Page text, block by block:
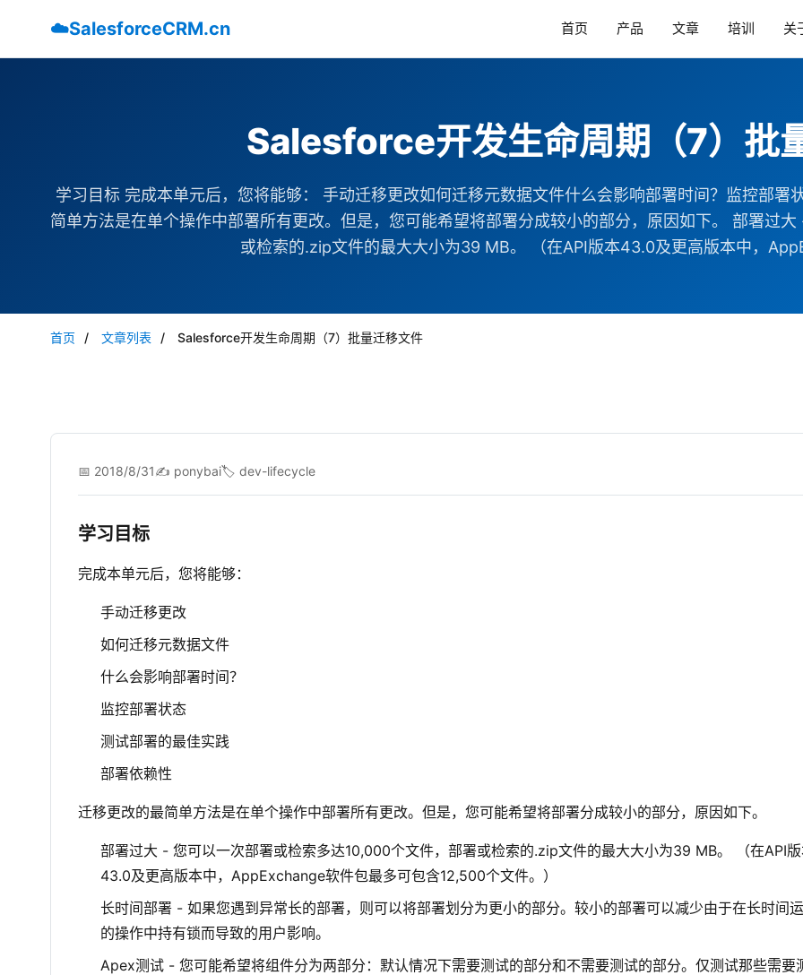
☁️SalesforceCRM.cn 首页 产品 文章 培训 关
Salesforce开发生命周期（7）批
学习目标 完成本单元后，您将能够： 手动迁移更改如何迁移元数据文件什么会影响部署时间？监控部署
简单方法是在单个操作中部署所有更改。但是，您可能希望将部署分成较小的部分，原因如下。 部署过
或检索的.zip文件的最大大小为39 MB。 （在API版本43.0及更高版本中，
首页 / 文章列表 / Salesforce开发生命周期（7）批量迁移文件
📅 2018/8/31✍️ ponybai🏷️ dev-lifecycle
学习目标
完成本单元后，您将能够：
手动迁移更改
如何迁移元数据文件
什么会影响部署时间？
监控部署状态
测试部署的最佳实践
部署依赖性
迁移更改的最简单方法是在单个操作中部署所有更改。但是，您可能希望将部署分成较小的部分，原因如下。
部署过大 - 您可以一次部署或检索多达10,000个文件，部署或检索的.zip文件的最大大小为39 MB。 （在API
43.0及更高版本中，AppExchange软件包最多可包含12,500个文件。）
长时间部署 - 如果您遇到异常长的部署，则可以将部署划分为更小的部分。较小的部署可以减少由于在长时间
的操作中持有锁而导致的用户影响。
Apex测试 - 您可能希望将组件分为两部分：默认情况下需要测试的部分和不需要测试的部分。仅测试那些需要